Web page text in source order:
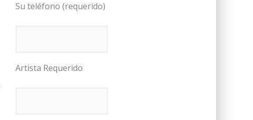
Su teléfono (requerido)
Artista Requerido